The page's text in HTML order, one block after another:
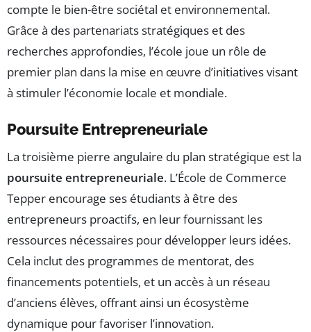
compte le bien-être sociétal et environnemental.
Grâce à des partenariats stratégiques et des
recherches approfondies, l’école joue un rôle de
premier plan dans la mise en œuvre d’initiatives visant
à stimuler l’économie locale et mondiale.
Poursuite Entrepreneuriale
La troisième pierre angulaire du plan stratégique est la
poursuite entrepreneuriale. L’École de Commerce
Tepper encourage ses étudiants à être des
entrepreneurs proactifs, en leur fournissant les
ressources nécessaires pour développer leurs idées.
Cela inclut des programmes de mentorat, des
financements potentiels, et un accès à un réseau
d’anciens élèves, offrant ainsi un écosystème
dynamique pour favoriser l’innovation.